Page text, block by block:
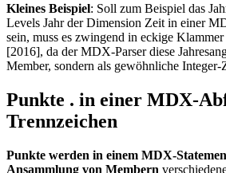
Kleines Beispiel: Soll zum Beispiel das
Levels Jahr der Dimension Zeit in einer
sein, muss es zwingend in eckige Klammer
[2016], da der MDX-Parser diese
Member, sondern als gewöhnliche Integer-
Punkte . in einer MDX-
Trennzeichen
Punkte werden in einem MDX-
Ansammlung von Membern